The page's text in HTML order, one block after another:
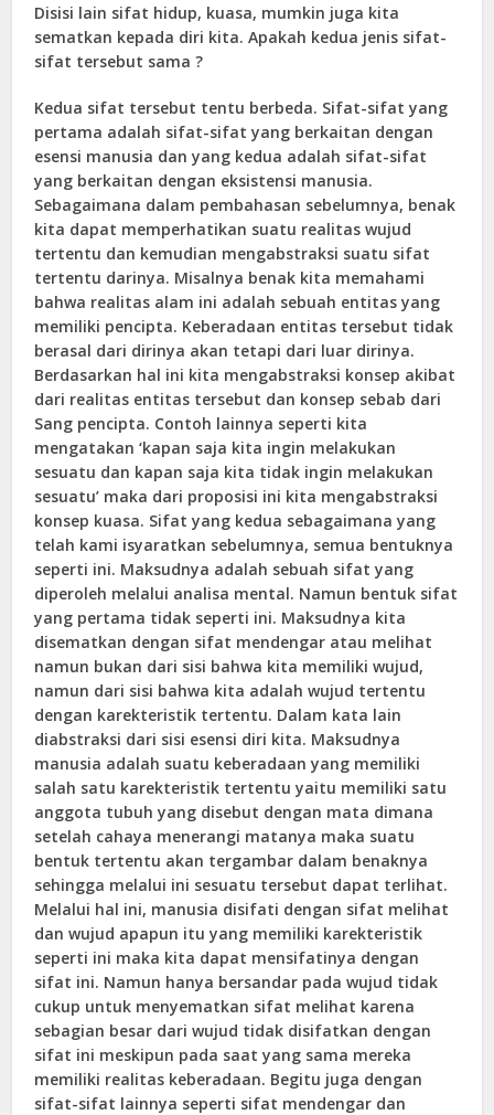
Disisi lain sifat hidup, kuasa, mumkin juga kita
sematkan kepada diri kita. Apakah kedua jenis sifat-
sifat tersebut sama ?
Kedua sifat tersebut tentu berbeda. Sifat-sifat yang
pertama adalah sifat-sifat yang berkaitan dengan
esensi manusia dan yang kedua adalah sifat-sifat
yang berkaitan dengan eksistensi manusia.
Sebagaimana dalam pembahasan sebelumnya, benak
kita dapat memperhatikan suatu realitas wujud
tertentu dan kemudian mengabstraksi suatu sifat
tertentu darinya. Misalnya benak kita memahami
bahwa realitas alam ini adalah sebuah entitas yang
memiliki pencipta. Keberadaan entitas tersebut tidak
berasal dari dirinya akan tetapi dari luar dirinya.
Berdasarkan hal ini kita mengabstraksi konsep akibat
dari realitas entitas tersebut dan konsep sebab dari
Sang pencipta. Contoh lainnya seperti kita
mengatakan ‘kapan saja kita ingin melakukan
sesuatu dan kapan saja kita tidak ingin melakukan
sesuatu’ maka dari proposisi ini kita mengabstraksi
konsep kuasa. Sifat yang kedua sebagaimana yang
telah kami isyaratkan sebelumnya, semua bentuknya
seperti ini. Maksudnya adalah sebuah sifat yang
diperoleh melalui analisa mental. Namun bentuk sifat
yang pertama tidak seperti ini. Maksudnya kita
disematkan dengan sifat mendengar atau melihat
namun bukan dari sisi bahwa kita memiliki wujud,
namun dari sisi bahwa kita adalah wujud tertentu
dengan karekteristik tertentu. Dalam kata lain
diabstraksi dari sisi esensi diri kita. Maksudnya
manusia adalah suatu keberadaan yang memiliki
salah satu karekteristik tertentu yaitu memiliki satu
anggota tubuh yang disebut dengan mata dimana
setelah cahaya menerangi matanya maka suatu
bentuk tertentu akan tergambar dalam benaknya
sehingga melalui ini sesuatu tersebut dapat terlihat.
Melalui hal ini, manusia disifati dengan sifat melihat
dan wujud apapun itu yang memiliki karekteristik
seperti ini maka kita dapat mensifatinya dengan
sifat ini. Namun hanya bersandar pada wujud tidak
cukup untuk menyematkan sifat melihat karena
sebagian besar dari wujud tidak disifatkan dengan
sifat ini meskipun pada saat yang sama mereka
memiliki realitas keberadaan. Begitu juga dengan
sifat-sifat lainnya seperti sifat mendengar dan